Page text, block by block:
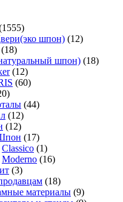
шпон) (12)
(18)
шпон) (18)
(12)
(60)
(44)
(12)
(12)
(17)
Classico (1)
Moderno (16)
(3)
(18)
материалы (9)